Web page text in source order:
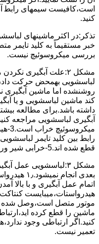
اﺳﺖ،ﮐﺎﻓﯿﺴﺖ سیمهای راﺑﻄ
کنید.
ﺗﺬﮐﺮ:در اﮐﺜﺮ ماشینهای
ﺧﺒﺮ مستقیماً ﺑﻪ ﮐﻠﯿﺪ ﺗﺎﯾﻤﺮ
بررسی ﻣﯿﮑﺮوﺳﻮﺋﯿﭻ نیست.
مشکل ۲:علت آبگیری
لباسشویی بهمحض ﺣﺮﮐﺖ
روشنشده اﻣﺎ ﻣﺎﺷﯿﻦ آﺑﮕﯿﺮی
کند ماشین لباسشویی و یا
داشته باشد.برای مطالعه
راﺑﻂ ﺑﯿﻦ ﮐﻠﯿﺪ ﺗﺎﯾﻤﺮ
ﻗﻄﻊ ﺷﺪه اند.5-خرابی شیر ورودی آب
مشکل ۳:لباسشویی ﻋﻤﻞ
ﺑﻌﺪی
اﺗﻤﺎم عمل آﺑﮕﯿﺮی و ﺑﺎ ﺑﺎﻻ
ﻣﻮﺗﻮر ﻣﺘﺼﻞ اﺳﺖ،وﺻﻞ ﺷﺪه
ﻣﺎﺷﯿﻦ را ﻗﻄﻊ کرده
کنید.اﮔﺮ ارﺗﺒﺎطی وجود
ﺗﻌﻤﯿﺮ نیست.